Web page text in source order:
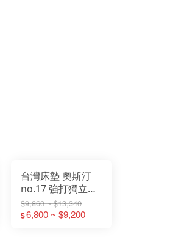
台灣床墊 奧斯汀
no.17 強打獨立筒
床墊 獨立筒 3.5尺
單人加大床墊 5尺
$9,860 ~ $13,340
$6,800 ~ $9,200